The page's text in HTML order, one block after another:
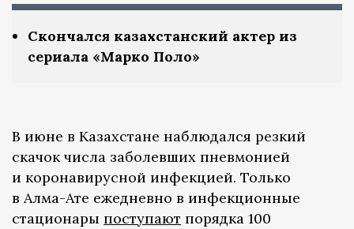
Скончался казахстанский актер из
сериала «Марко Поло»
В июне в Казахстане наблюдался резкий
скачок числа заболевших пневмонией
и коронавирусной инфекцией. Только
в Алма-Ате ежедневно в инфекционные
стационары поступают порядка 100